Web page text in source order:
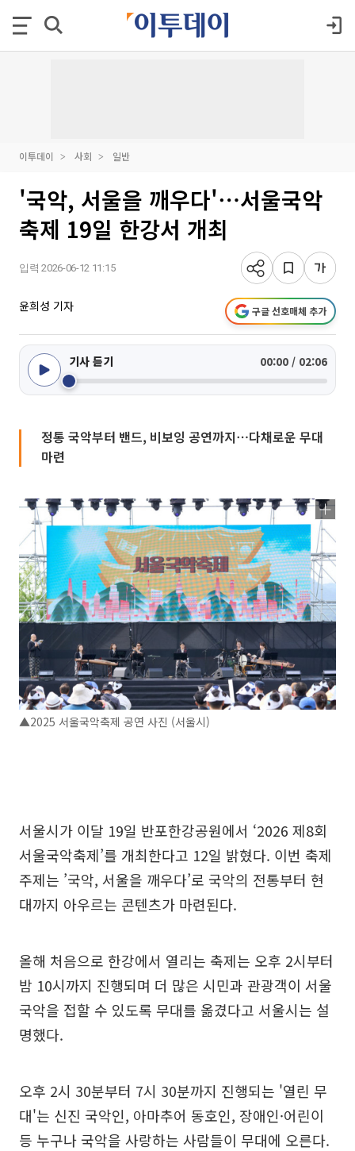
이투데이 사회 일반
'국악, 서울을 깨우다'⋯서울국악
축제 19일 한강서 개최
입력 2026-06-12 11:15
윤희성 기자 구글 선호매체 추가
기사 듣기 00:00 / 02:06
정통 국악부터 밴드, 비보잉 공연까지⋯다채로운 무대
마련
▲2025 서울국악축제 공연 사진 (서울시)
서울시가 이달 19일 반포한강공원에서 ‘2026 제8회
서울국악축제’를 개최한다고 12일 밝혔다. 이번 축제
주제는 ’국악, 서울을 깨우다’로 국악의 전통부터 현
대까지 아우르는 콘텐츠가 마련된다.
올해 처음으로 한강에서 열리는 축제는 오후 2시부터
밤 10시까지 진행되며 더 많은 시민과 관광객이 서울
국악을 접할 수 있도록 무대를 옮겼다고 서울시는 설
명했다.
오후 2시 30분부터 7시 30분까지 진행되는 '열린 무
대'는 신진 국악인, 아마추어 동호인, 장애인·어린이
등 누구나 국악을 사랑하는 사람들이 무대에 오른다.